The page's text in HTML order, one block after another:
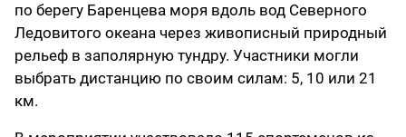
по берегу Баренцева моря вдоль вод Северного
Ледовитого океана через живописный природный
рельеф в заполярную тундру. Участники могли
выбрать дистанцию по своим силам: 5, 10 или 21
км.